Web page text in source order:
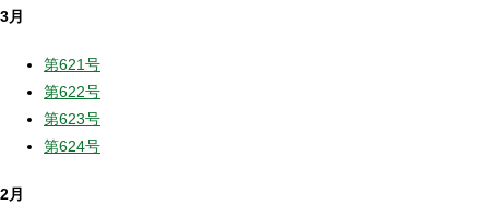
3月
第621号
第622号
第623号
第624号
2月